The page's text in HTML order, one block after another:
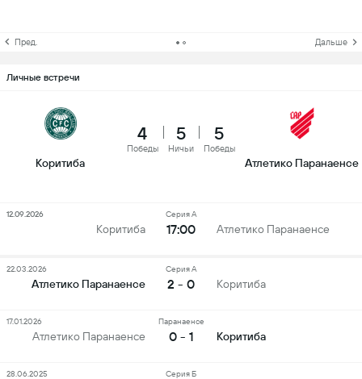
Пред. Дальше
Личные встречи
Коритиба
4
Победы
5
Ничьи
5
Победы
Атлетико Паранаенсе
Коритиба
Серия А
17:00 Атлетико Паранаенсе
12.09.2026
Атлетико Паранаенсе
Серия А
2 - 0 Коритиба
22.03.2026
Атлетико Паранаенсе
Паранаенсе
0 - 1 Коритиба
17.01.2026
Серия Б
28.06.2025